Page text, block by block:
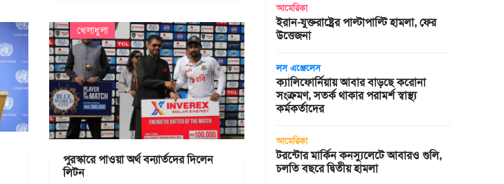
খেলাধুলা
পুরস্কারে পাওয়া অর্থ বন্যার্তদের দিলেন
লিটন
আমেরিকা
ইরান-যুক্তরাষ্ট্রের পাল্টাপাল্টি হামলা, ফের
উত্তেজনা
লস এঞ্জেলেস
ক্যালিফোর্নিয়ায় আবার বাড়ছে করোনা
সংক্রমণ, সতর্ক থাকার পরামর্শ স্বাস্থ্য
কর্মকর্তাদের
আমেরিকা
টরন্টোর মার্কিন কনস্যুলেটে আবারও গুলি,
চলতি বছরে দ্বিতীয় হামলা